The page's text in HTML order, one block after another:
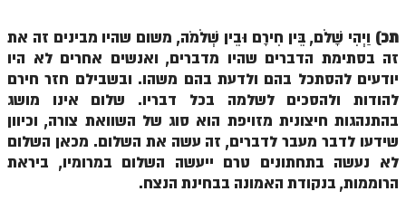
ספר הזוהר – במדבר
זוהר במדבר מתחילים
זוהר במדבר מתקדמים
זוהר נשא למתחילים
זוהר נשא למתקדמים
זוהר בהעלותך למתחילים
תכ) וַיְהִי שָׁלֹם, בֵּין חִירָם וּבֵין שְׁלֹמֹה, משום שהיו מבינים זה את
זה בסתימת הדברים שהיו מדברים, ואנשים אחרים לא היו
יודעים להסתכל בהם ולדעת בהם משהו. ובשבילם חזר חירם
להודות ולהסכים לשלמה בכל דבריו. שלום אינו מושג
בהתנהגות חיצונית מזויפת הוא סוג של השוואת צורה, וכיוון
שידעו לדבר מעבר לדברים, זה עשה את השלום. מכאן השלום
לא נעשה בתחתונים טרם ייעשה השלום במרומיו, ביראת
הרוממות, בנקודת האמונה בבחינת הנצח.